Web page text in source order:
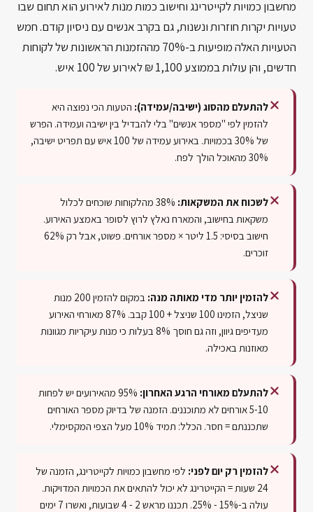
מחשבון כמויות לקייטרינג וחישוב כמות מנות לאירוע הוא תחום שבו
טעויות יקרות חוזרות ונשנות, גם בקרב אנשים עם ניסיון קודם. חמש
הטעויות האלה מופיעות ב-70% מההזמנות הראשונות של לקוחות
חדשים, והן עולות בממוצע 1,100 ₪ לאירוע של 100 איש.
להתעלם מהסוג (ישיבה/עמידה):הטעות הכי נפוצה היא
להזמין לפי "מספר אנשים" בלי להבדיל בין ישיבה ועמידה. הפרש
של 30% בכמויות. באירוע עמידה של 100 איש עם תפריט ישיבה,
30% מהאוכל הולך לפח.
לשכוח את המשקאות:
38% מהלקוחות שוכחים לכלול
משקאות בחישוב, והמארח נאלץ לרוץ לסופר באמצע האירוע.
חישוב בסיסי: 1.5 ליטר × מספר אורחים. פשוט, אבל רק 62%
זוכרים.
להזמין יותר מדי מאותה מנה:
במקום להזמין 200 מנות
שניצל, הזמינו 100 שניצל + 100 קבב. 87% מאורחי האירוע
מעדיפים גיוון, וזה גם חוסך 8% בעלות כי מנות עיקריות מגוונות
מאוזנות באכילה.
להתעלם מאורחי הרגע האחרון:
95% מהאירועים יש לפחות
5-10 אורחים לא מתוכננים. הזמנה של בדיוק מספר האורחים
שתכננתם = חסר. הכלל: תמיד 10% מעל הצפי המקסימלי.
להזמין רק יום לפני:לפי מחשבון כמויות לקייטרינג, הזמנה של
24 שעות = הקייטרינג לא יכול להתאים את הכמויות המדויקות.
עולה ב-25% - 15%. תכננו מראש4 - 2
שבועות, ואשרו 7 ימים